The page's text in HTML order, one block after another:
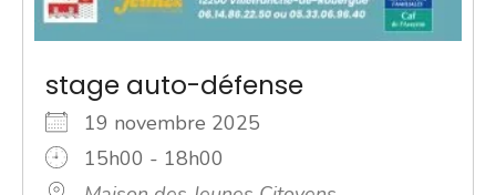
stage auto-défense
19 novembre 2025
15h00 - 18h00